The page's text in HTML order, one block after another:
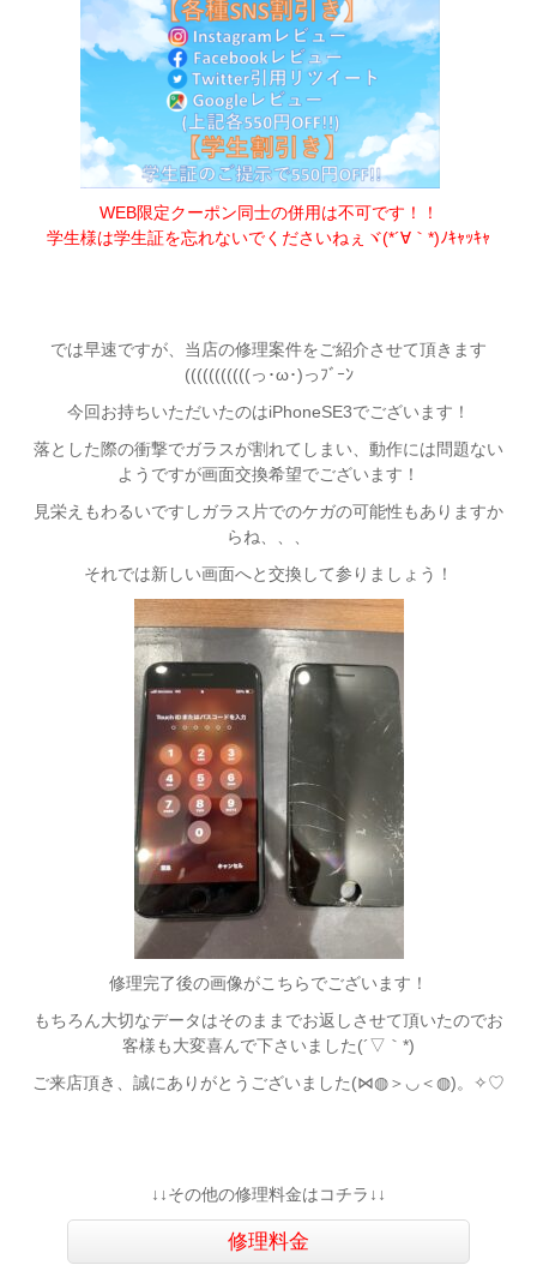
WEB限定クーポン同士の併用は不可です！！
学生様は学生証を忘れないでくださいねぇヾ(*´∀｀*)ﾉｷｬｯｷｬ
では早速ですが、当店の修理案件をご紹介させて頂きます
(((((((((((っ･ω･)っﾌﾞｰﾝ
今回お持ちいただいたのはiPhoneSE3でございます！
落とした際の衝撃でガラスが割れてしまい、動作には問題ない
ようですが画面交換希望でございます！
見栄えもわるいですしガラス片でのケガの可能性もありますか
らね、、、
それでは新しい画面へと交換して参りましょう！
修理完了後の画像がこちらでございます！
もちろん大切なデータはそのままでお返しさせて頂いたのでお
客様も大変喜んで下さいました(´▽｀*)
ご来店頂き、誠にありがとうございました(⋈◍＞◡＜◍)。✧♡
↓↓その他の修理料金はコチラ↓↓
修理料金